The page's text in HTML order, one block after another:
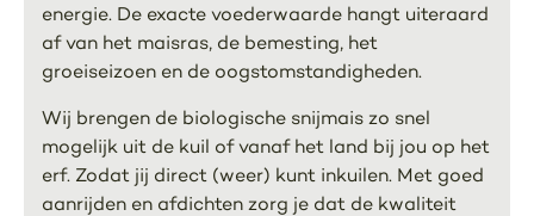
energie. De exacte voederwaarde hangt uiteraard
af van het maisras, de bemesting, het
groeiseizoen en de oogstomstandigheden.
Wij brengen de biologische snijmais zo snel
mogelijk uit de kuil of vanaf het land bij jou op het
erf. Zodat jij direct (weer) kunt inkuilen. Met goed
aanrijden en afdichten zorg je dat de kwaliteit